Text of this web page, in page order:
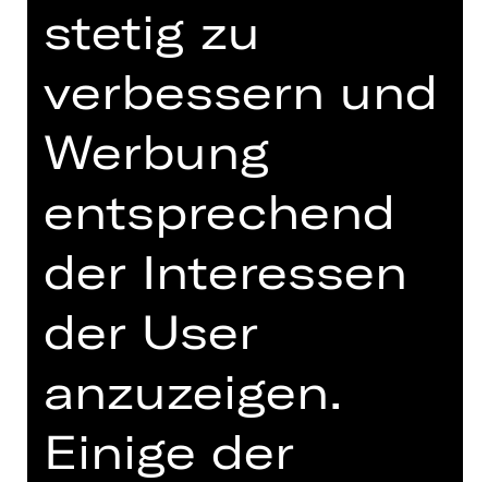
Bühne / Kostüm
Bühnen- und Kostümbildner
Jean-Marc ist Bühnen- und
darstellende Künste und
Ausstellungen. Genreübergreifend ist
seine Arbeit in der kulturellen und
praktischen Identität der jeweiligen
stetig zu
verbessern und
Werbung
entsprechend
der Interessen
der User
anzuzeigen.
Einige der